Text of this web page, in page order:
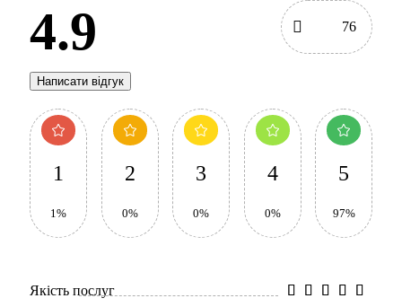
4.9 76
Написати відгук
1
1%
2
0%
3
0%
4
0%
5
97%
Якість послуг